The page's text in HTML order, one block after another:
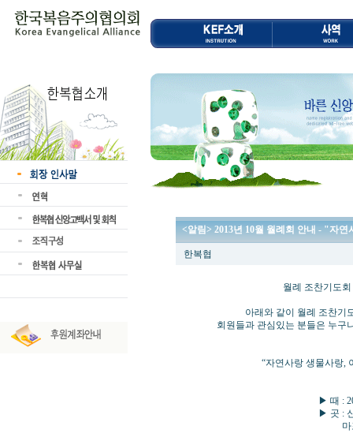
<알림> 2013년 10월 월례회 안내 - "자
한복협
월례 조찬기도회 및
아래와 같이 월례 조찬기도회
회원들과 관심있는 분들은 누구나
“자연사랑 생물사랑, 이웃
▶ 때 : 2013년10월
▶ 곳 : 신촌성결교회(
마포구 노고산동